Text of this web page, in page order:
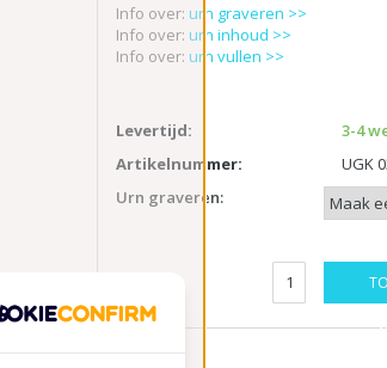
Info over: urn graveren >>
Info over: urn inhoud >>
Info over: urn vullen >>
Levertijd:
3-4
Artikelnummer:
UGK
Urn graveren: